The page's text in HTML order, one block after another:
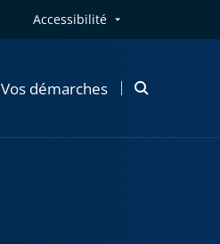
Accessibilité
Vos démarches
Ouvrir